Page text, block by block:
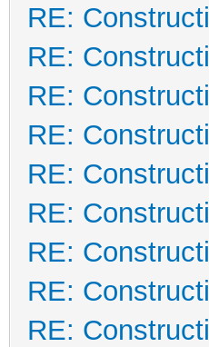
RE:
RE:
RE:
RE:
RE:
RE:
RE:
RE:
RE: